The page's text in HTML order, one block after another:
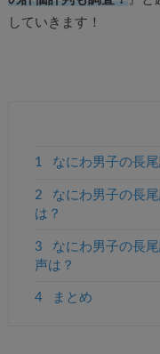
していきます！
1 なにわ男子の長
2
なにわ男子の長
は？
3
なにわ男子の長
声は？
4 まとめ